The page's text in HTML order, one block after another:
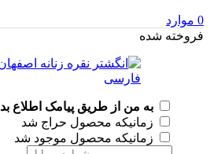
0 موارد
فروخته شده
به من از طریق پیامک اطلاع
زمانیکه محصول حراج شد
زمانیکه محصول موجود شد